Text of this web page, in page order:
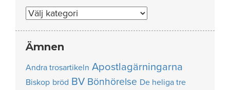
Nummer
Ämnen
Andra trosartikeln Apostlagärningarna
Biskop bröd BV Bönhörelse De heliga tre